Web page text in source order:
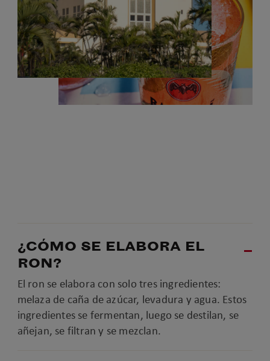
¿CÓMO SE ELABORA EL
RON?
El ron se elabora con solo tres ingredientes:
melaza de caña de azúcar, levadura y agua. Estos
ingredientes se fermentan, luego se destilan, se
añejan, se filtran y se mezclan.